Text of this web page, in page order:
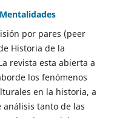
por pares (peer
Historia de la
revista esta abierta a
los fenómenos
en la historia, a
tanto de las